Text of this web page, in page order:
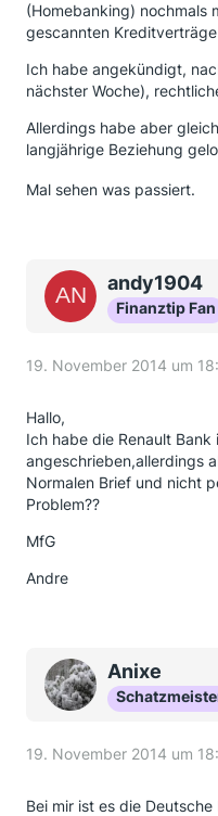
(Homebanking) nochmals
gescannten
Ich habe angekündigt,
nächster Woche),
Allerdings habe aber
langjährige Beziehung
Mal sehen was passiert.
andy1904
Finanztip Fan
19. November 2014 um
Hallo,
Ich habe die Renault Bank
angeschrieben,allerdings
Normalen Brief und nicht
Problem??
MfG
Andre
Anixe
19. November 2014 um
Bei mir ist es die